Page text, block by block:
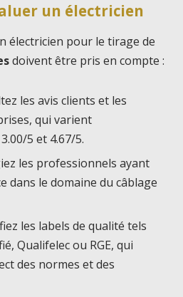
un électricien
électricien pour le tirage de
doivent être pris en compte :
les avis clients et les
qui varient
5 et 4.67/5.
les professionnels ayant
dans le domaine du câblage
les labels de qualité tels
Qualifelec ou RGE, qui
des normes et des